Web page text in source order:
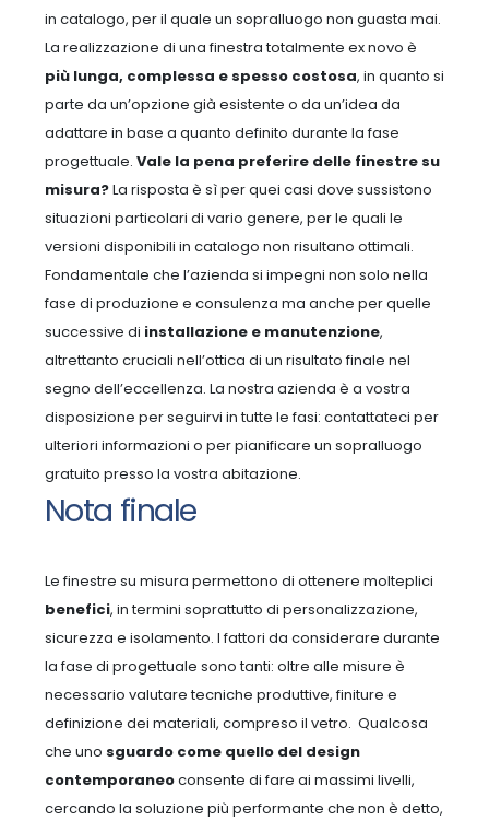
in catalogo, per il quale un sopralluogo non guasta mai.
La realizzazione di una finestra totalmente ex novo è
più lunga, complessa e spesso costosa, in quanto si
parte da un’opzione già esistente o da un’idea da
adattare in base a quanto definito durante la fase
progettuale. Vale la pena preferire delle finestre su
misura?La risposta è sì per quei casi dove sussistono
situazioni particolari di vario genere, per le quali le
versioni disponibili in catalogo non risultano ottimali.
Fondamentale che l’azienda si impegni non solo nella
fase di produzione e consulenza ma anche per quelle
successive di installazione e manutenzione,
altrettanto cruciali nell’ottica di un risultato finale nel
segno dell’eccellenza. La nostra azienda è a vostra
disposizione per seguirvi in tutte le fasi: contattateci per
ulteriori informazioni o per pianificare un sopralluogo
gratuito presso la vostra abitazione.
Nota finale
Le finestre su misura permettono di ottenere molteplici
benefici, in termini soprattutto di personalizzazione,
sicurezza e isolamento. I fattori da considerare durante
la fase di progettuale sono tanti: oltre alle misure è
necessario valutare tecniche produttive, finiture e
definizione dei materiali, compreso il vetro. Qualcosa
che uno sguardo come quello del design
contemporaneoconsente di fare ai massimi livelli,
cercando la soluzione più performante che non è detto,